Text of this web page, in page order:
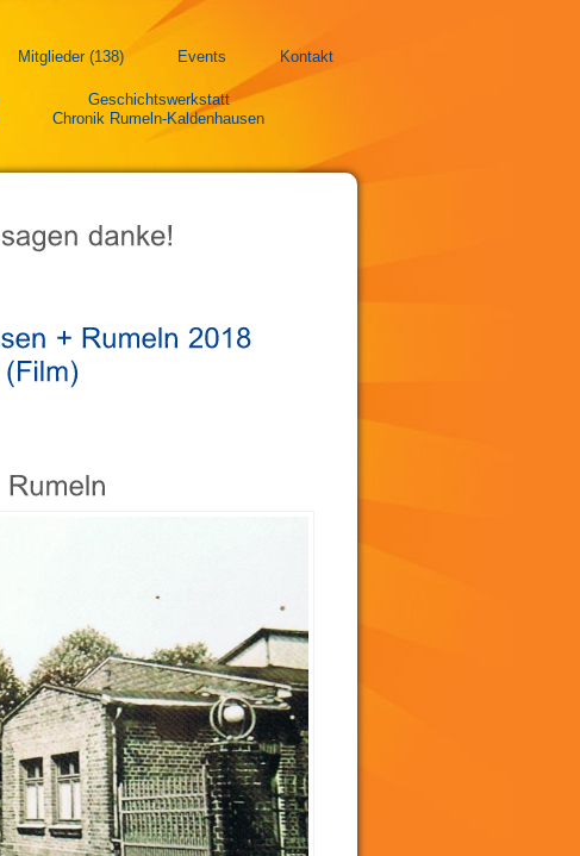
Mitglieder (138) Events Kontakt
Geschichtswerkstatt
Chronik Rumeln-Kaldenhausen